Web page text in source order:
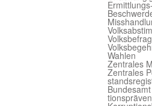
Wahlen
Zentrales
Zentrales